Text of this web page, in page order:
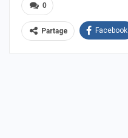
0
Partage Facebook